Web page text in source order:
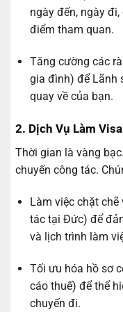
ngày đến, ngày
điểm tham quan.
Tăng cường các
gia đình) để Lãnh
quay về của bạn.
2. Dịch Vụ Làm
Thời gian là vàng
chuyến công tác.
Làm việc chặt
tác tại Đức) để
và lịch trình làm
Tối ưu hóa hồ sơ
cáo thuế) để thể
chuyến đi.